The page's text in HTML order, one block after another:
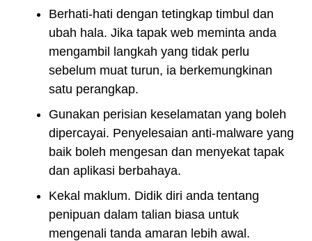
Berhati-hati dengan tetingkap timbul dan
ubah hala. Jika tapak web meminta anda
mengambil langkah yang tidak perlu
sebelum muat turun, ia berkemungkinan
satu perangkap.
Gunakan perisian keselamatan yang boleh
dipercayai. Penyelesaian anti-malware yang
baik boleh mengesan dan menyekat tapak
dan aplikasi berbahaya.
Kekal maklum. Didik diri anda tentang
penipuan dalam talian biasa untuk
mengenali tanda amaran lebih awal.